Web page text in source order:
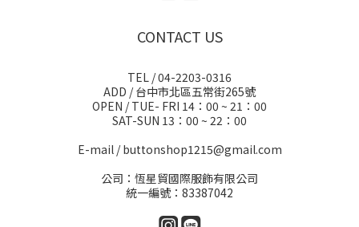
CONTACT US
TEL / 04-2203-0316
ADD / 台中市北區五常街265號
OPEN / TUE- FRI 14：00 ~ 21：00
SAT-SUN 13：00 ~ 22：00
E-mail / buttonshop1215@gmail.com
公司：恆星貿國際服飾有限公司
統一編號：83387042